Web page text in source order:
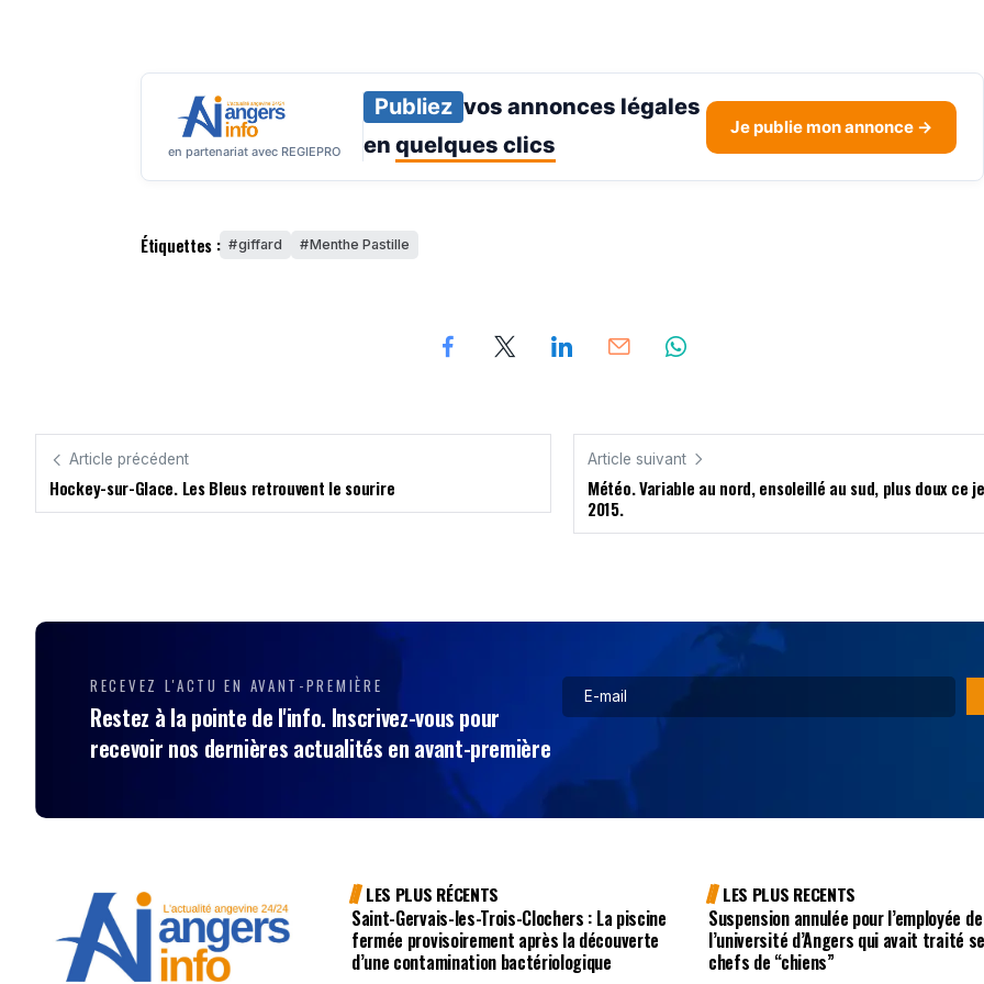
en partenariat avec REGIEPRO
Publiez vos annonces légales
en quelques clics
Je publie mon annonce →
Étiquettes : giffard Menthe Pastille
Article précédent
Hockey-sur-Glace. Les Bleus retrouvent le sourire
Article suivant
Météo. Variable au nord, ensoleillé au sud, plus doux ce
2015.
RECEVEZ L'ACTU EN AVANT-PREMIÈRE
Restez à la pointe de l'info. Inscrivez-vous pour
recevoir nos dernières actualités en avant-première
LES PLUS RÉCENTS
Saint-Gervais-les-Trois-Clochers : La piscine
fermée provisoirement après la découverte
d’une contamination bactériologique
LES PLUS RECENTS
Suspension annulée pour l’employée de
l’université d’Angers qui avait traité
chefs de “chiens”